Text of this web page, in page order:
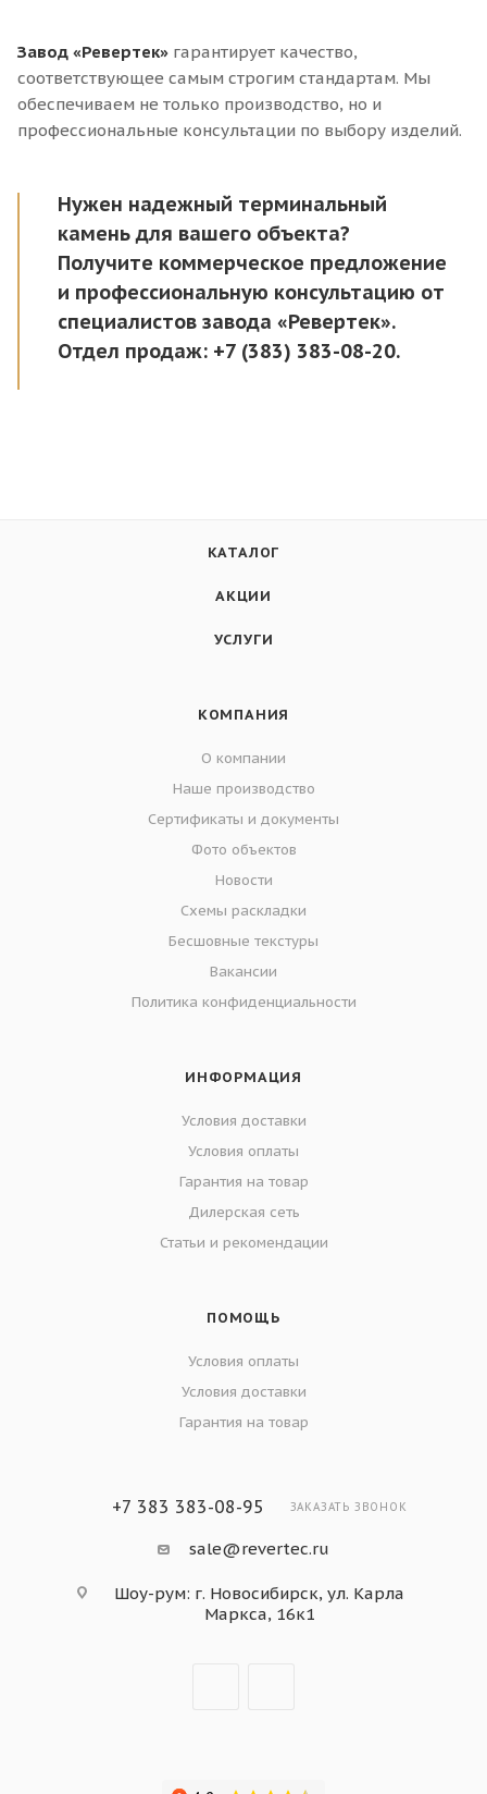
Завод «Ревертек» гарантирует качество,
соответствующее самым строгим стандартам. Мы
обеспечиваем не только производство, но и
профессиональные консультации по выбору изделий.
Нужен надежный терминальный
камень для вашего объекта?
Получите коммерческое предложение
и профессиональную консультацию от
специалистов завода «Ревертек».
Отдел продаж: +7 (383) 383-08-20.
КАТАЛОГ
АКЦИИ
УСЛУГИ
КОМПАНИЯ
О компании
Наше производство
Сертификаты и документы
Фото объектов
Новости
Схемы раскладки
Бесшовные текстуры
Вакансии
Политика конфиденциальности
ИНФОРМАЦИЯ
Условия доставки
Условия оплаты
Гарантия на товар
Дилерская сеть
Статьи и рекомендации
ПОМОЩЬ
Условия оплаты
Условия доставки
Гарантия на товар
+7 383 383-08-95 ЗАКАЗАТЬ ЗВОНОК
sale@revertec.ru
Шоу-рум: г. Новосибирск, ул. Карла
Маркса, 16к1